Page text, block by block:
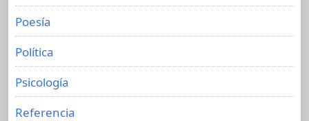
Poesía
Política
Psicología
Referencia